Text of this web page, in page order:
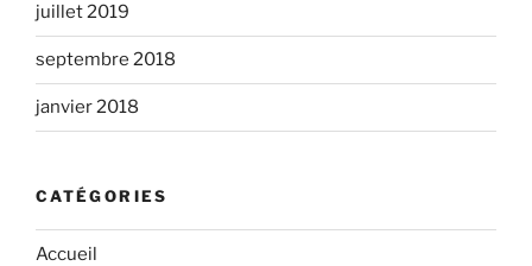
juillet 2019
septembre 2018
janvier 2018
CATÉGORIES
Accueil